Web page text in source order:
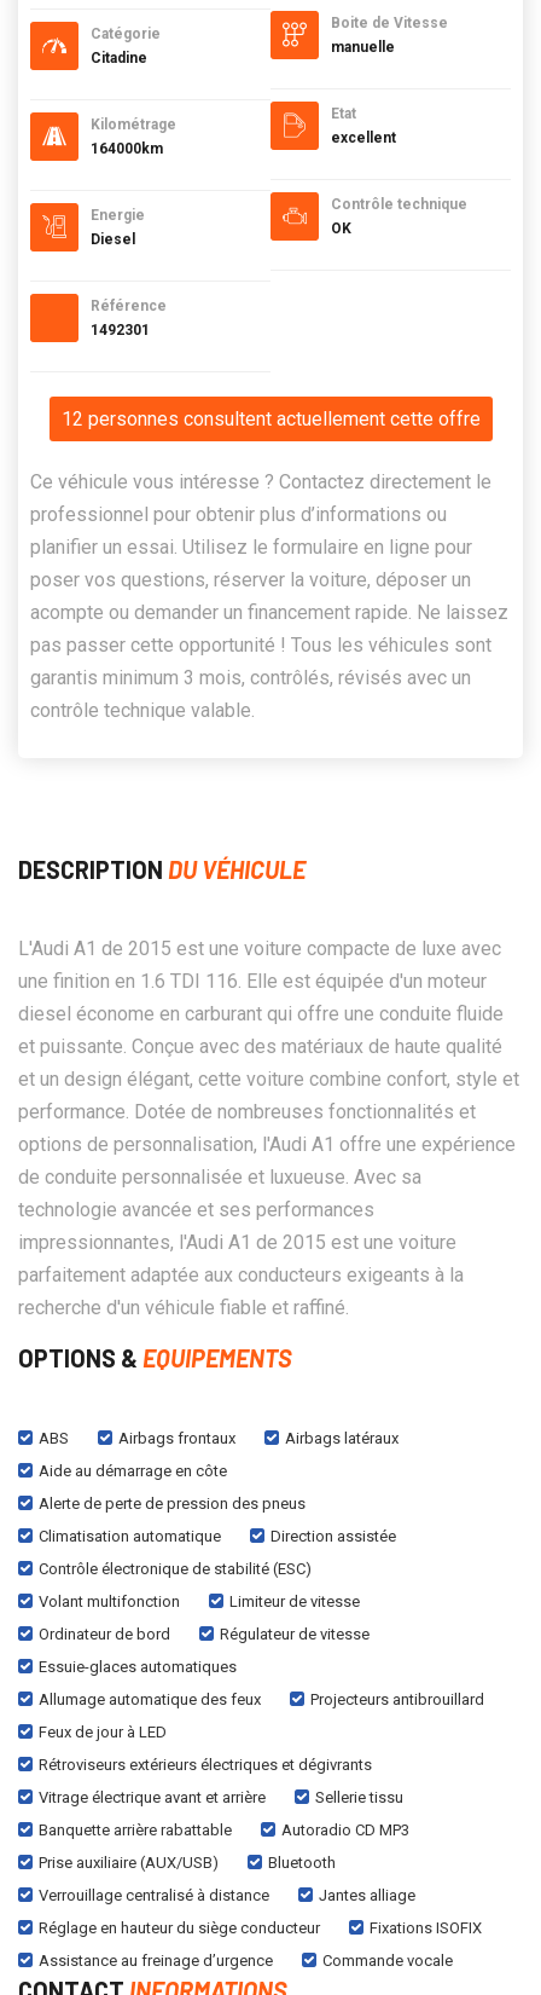
Catégorie
Citadine
Kilométrage
164000km
Energie
Diesel
Référence
1492301
Boite de Vitesse
manuelle
Etat
excellent
Contrôle technique
OK
12 personnes consultent actuellement cette offre
Ce véhicule vous intéresse ? Contactez directement le
professionnel pour obtenir plus d’informations ou
planifier un essai. Utilisez le formulaire en ligne pour
poser vos questions, réserver la voiture, déposer un
acompte ou demander un financement rapide. Ne laissez
pas passer cette opportunité ! Tous les véhicules sont
garantis minimum 3 mois, contrôlés, révisés avec un
contrôle technique valable.
DESCRIPTION DU VÉHICULE
L'Audi A1 de 2015 est une voiture compacte de luxe avec
une finition en 1.6 TDI 116. Elle est équipée d'un moteur
diesel économe en carburant qui offre une conduite fluide
et puissante. Conçue avec des matériaux de haute qualité
et un design élégant, cette voiture combine confort, style et
performance. Dotée de nombreuses fonctionnalités et
options de personnalisation, l'Audi A1 offre une expérience
de conduite personnalisée et luxueuse. Avec sa
technologie avancée et ses performances
impressionnantes, l'Audi A1 de 2015 est une voiture
parfaitement adaptée aux conducteurs exigeants à la
recherche d'un véhicule fiable et raffiné.
OPTIONS & EQUIPEMENTS
ABS Airbags frontaux
Airbags latéraux
Aide au démarrage en côte
Alerte de perte de pression des pneus
Climatisation automatique
Direction assistée
Contrôle électronique de stabilité (ESC)
Volant multifonction
Limiteur de vitesse
Ordinateur de bord
Régulateur de vitesse
Essuie-glaces automatiques
Allumage automatique des feux
Projecteurs antibrouillard
Feux de jour à LED
Rétroviseurs extérieurs électriques et dégivrants
Vitrage électrique avant et arrière
Sellerie tissu
Banquette arrière rabattable
Autoradio CD MP3
Prise auxiliaire (AUX/USB)
Bluetooth
Verrouillage centralisé à distance
Jantes alliage
Réglage en hauteur du siège conducteur
Fixations ISOFIX
Assistance au freinage d’urgence
Commande vocale